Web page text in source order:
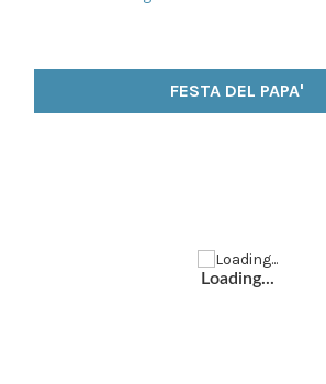
FESTA DEL PAPA'
Loading...